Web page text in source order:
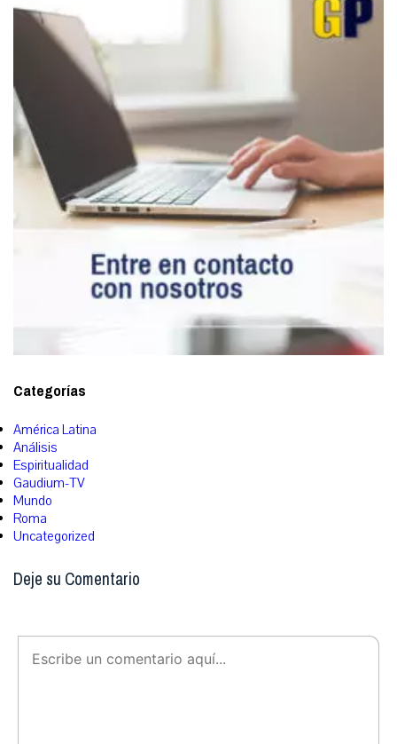
Categorías
América Latina
Análisis
Espiritualidad
Gaudium-TV
Mundo
Roma
Uncategorized
Deje su Comentario